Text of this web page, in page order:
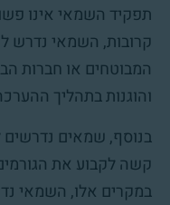
תפקיד השמאי אינו
קרובות, השמאי נדרש
המבוטחים או חברות
והוגנות בתהליך
בנוסף, שמאים
קשה לקבוע את
במקרים אלו, השמאי